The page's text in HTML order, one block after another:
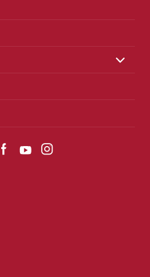
FacebookYouTubeInstagram